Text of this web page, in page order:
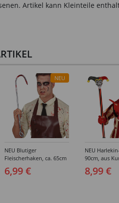
Artikel kann Kleinteile
NEU
NEU Blutiger
Fleischerhaken, ca. 65cm
aus Kunststoff
6,99 €
NEU
90cm, aus
8,99 €